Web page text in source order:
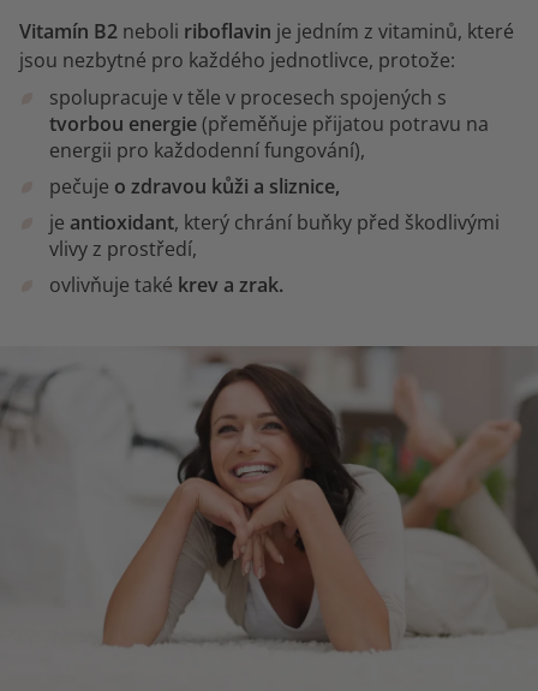
Vitamín B2 neboli riboflavin je jedním z vitaminů, které
jsou nezbytné pro každého jednotlivce, protože:
spolupracuje v těle v procesech spojených s
tvorbou energie(přeměňuje přijatou potravu na
energii pro každodenní fungování),
pečuje o zdravou kůži a sliznice,
je antioxidant, který chrání buňky před škodlivými
vlivy z prostředí,
ovlivňuje také krev a zrak.